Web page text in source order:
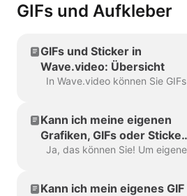
GIFs und Aufkleber
GIFs und Sticker in
Wave.video: Übersicht
Kann ich meine eigenen
Grafiken, GIFs oder Sticker
in Wave.video hochladen?
Kann ich mein eigenes GIF